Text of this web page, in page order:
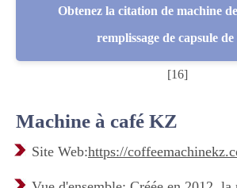
Obtenez la citation de machine
remplissage de capsule de
[16]
Machine à café KZ
Site Web:https://